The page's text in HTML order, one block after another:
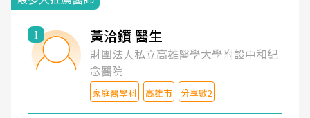
1 黃洽鑽 醫生
財團法人私立高雄醫學大學附設中和紀
念醫院
家庭醫學科 高雄市 分享數2